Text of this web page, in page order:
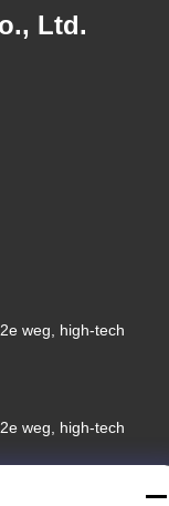
Ltd.
weg, high-tech
weg, high-tech